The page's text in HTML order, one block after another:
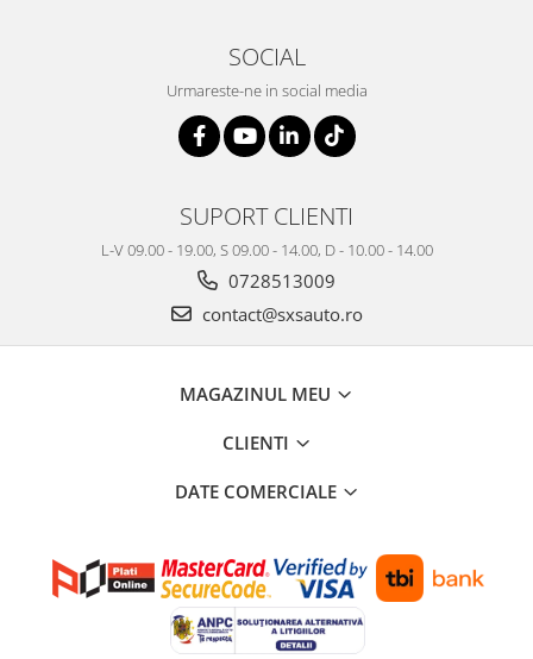
SOCIAL
Urmareste-ne in social media
SUPORT CLIENTI
L-V 09.00 - 19.00, S 09.00 - 14.00, D - 10.00 - 14.00
0728513009
contact@sxsauto.ro
MAGAZINUL MEU
CLIENTI
DATE COMERCIALE